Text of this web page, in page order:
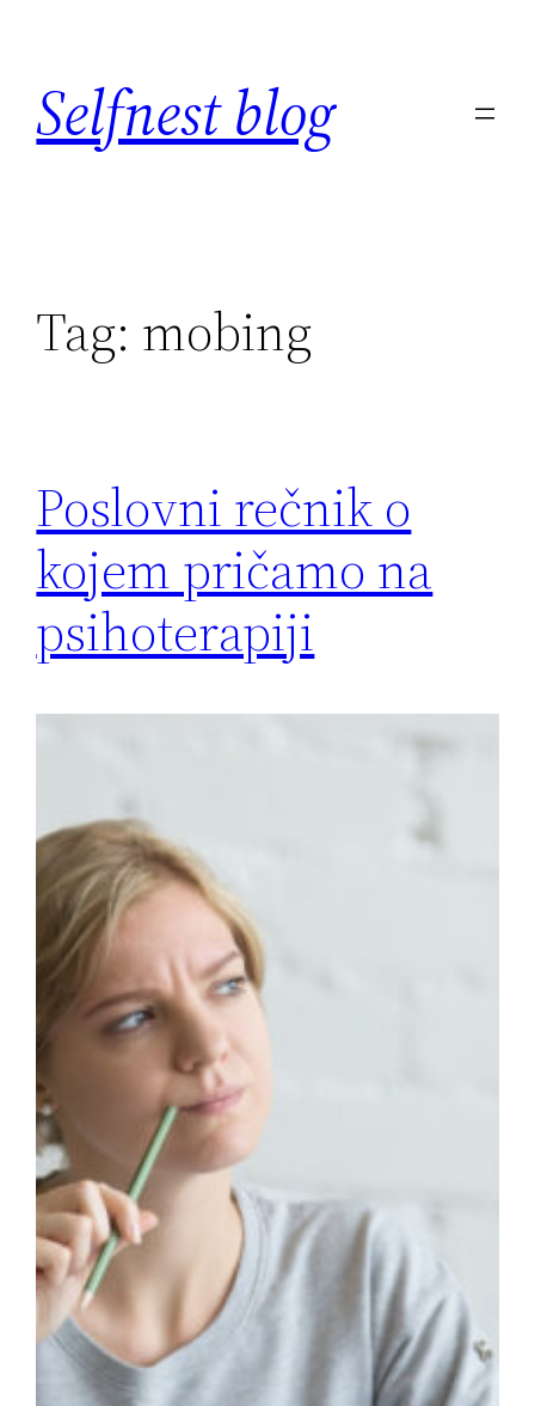
content
Selfnest blog
Tag: mobing
Poslovni rečnik o
kojem pričamo na
psihoterapiji